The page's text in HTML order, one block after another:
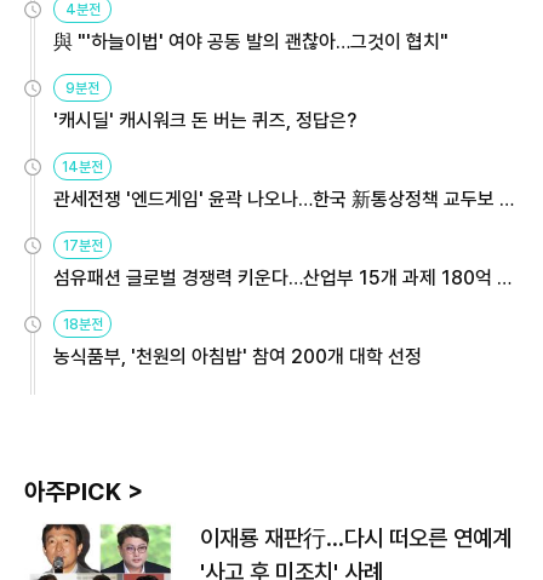
4분전
與 "'하늘이법' 여야 공동 발의 괜찮아…그것이 협치"
9분전
'캐시딜' 캐시워크 돈 버는 퀴즈, 정답은?
14분전
관세전쟁 '엔드게임' 윤곽 나오나…한국 新통상정책 교두보 활
용해야
17분전
섬유패션 글로벌 경쟁력 키운다…산업부 15개 과제 180억 지
원
18분전
농식품부, '천원의 아침밥' 참여 200개 대학 선정
아주PICK >
이재룡 재판行…다시 떠오른 연예계
'사고 후 미조치' 사례